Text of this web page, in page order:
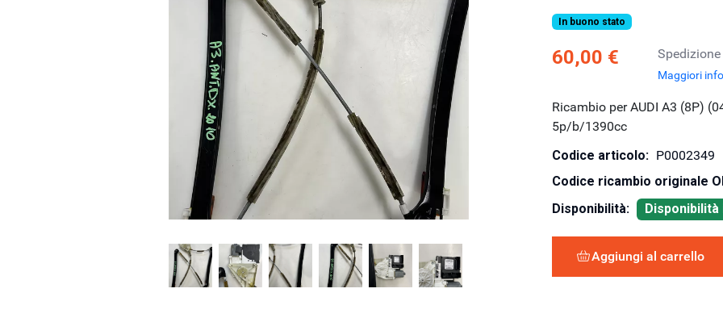
In buono stato
60,00 €
Maggiori
Ricambio per AUDI A3 (8P)
5p/b/1390cc
Codice articolo: P0002349
Codice ricambio originale
Disponibilità:
Aggiungi al carrello